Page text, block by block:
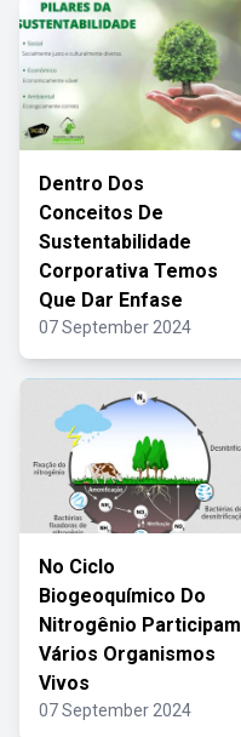
Dentro Dos
Conceitos De
Sustentabilidade
Corporativa Temos
Que Dar Enfase
07 September 2024
No Ciclo
Biogeoquímico Do
Nitrogênio Participam
Vários Organismos
Vivos
07 September 2024